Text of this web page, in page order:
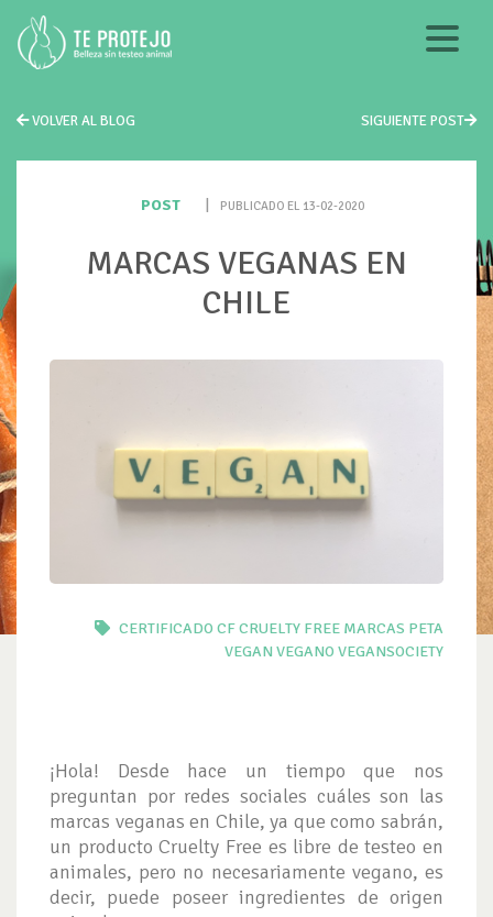
VOLVER AL BLOG SIGUIENTE POST
POST PUBLICADO EL 13-02-2020
MARCAS VEGANAS EN
CHILE
CERTIFICADO CFCRUELTY FREE MARCAS PETA
VEGAN VEGANO VEGANSOCIETY
¡Hola! Desde hace un tiempo que nos
preguntan por redes sociales cuáles son las
marcas veganas en Chile, ya que como sabrán,
un producto Cruelty Free es libre de testeo en
animales, pero no necesariamente vegano, es
decir, puede poseer ingredientes de origen